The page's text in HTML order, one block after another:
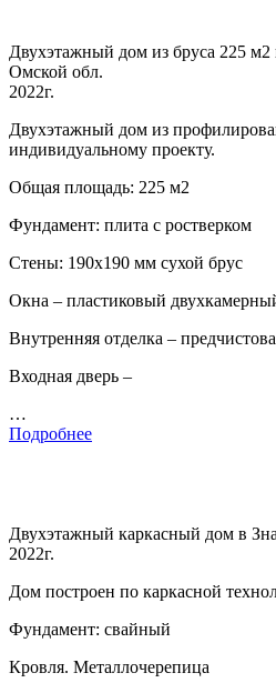
Двухэтажный дом из бруса 225 м2
Омской обл.
2022г.
Двухэтажный дом из
индивидуальному проекту.
Общая площадь: 225 м2
Фундамент: плита с ростверком
Стены: 190х190 мм сухой брус
Окна – пластиковый
Внутренняя отделка –
Входная дверь –
…
Подробнее
Двухэтажный каркасный дом в
2022г.
Дом построен по каркасной
Фундамент: свайный
Кровля. Металлочерепица